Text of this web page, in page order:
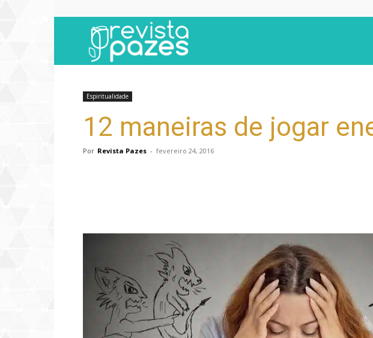
Espiritualidade
12 maneiras de jogar
Por Revista Pazes - fevereiro 24, 2016